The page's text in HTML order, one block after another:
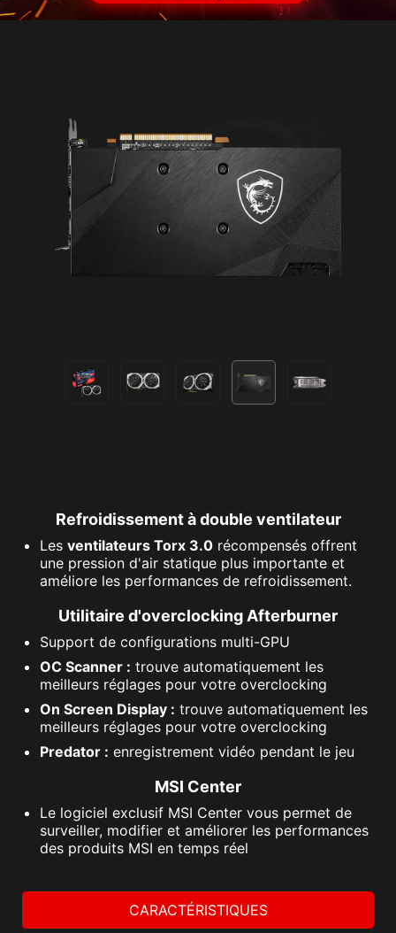
Refroidissement à double ventilateur
Les ventilateurs Torx 3.0 récompensés offrent
une pression d'air statique plus importante et
améliore les performances de refroidissement.
Utilitaire d'overclocking Afterburner
Support de configurations multi-GPU
OC Scanner : trouve automatiquement les
meilleurs réglages pour votre overclocking
On Screen Display : trouve automatiquement les
meilleurs réglages pour votre overclocking
Predator : enregistrement vidéo pendant le jeu
MSI Center
Le logiciel exclusif MSI Center vous permet de
surveiller, modifier et améliorer les performances
des produits MSI en temps réel
CARACTÉRISTIQUES